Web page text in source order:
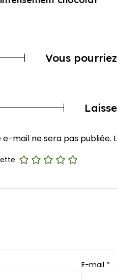
Vous
mail ne sera pas publiée.
E-mail *